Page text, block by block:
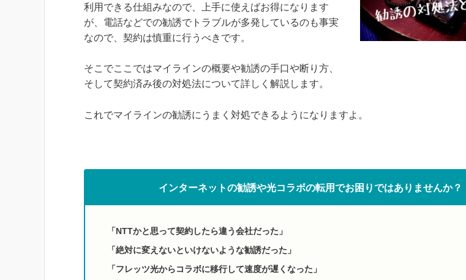
利用できる仕組みなので、上手に使えばお得になります
が、電話などでの勧誘でトラブルが多発しているのも事実
なので、契約は慎重に行うべきです。
そこでここではマイラインの概要や勧誘の手口や断り方、
そして契約済み後の対処法について詳しく解説します。
これでマイラインの勧誘にうまく対処できるようになりますよ。
インターネットの勧誘や光コラボの転用でお困りではありませんか？
「NTTかと思って契約したら違う会社だった」
「絶対に変えないといけないような勧誘だった」
「フレッツ光からコラボに移行して速度が遅くなった」